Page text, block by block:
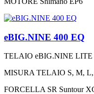
eBIG.NINE 400 EQ
TELAIO eBIG.NINE
MISURA TELAIO S, M,
FORCELLA SR Suntour